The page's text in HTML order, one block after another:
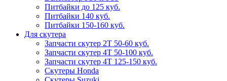
Питбайки до 125 куб.
Питбайки 140 куб.
Питбайки 150-160 куб.
Для скутера
Запчасти скутер 2Т 50-60 куб.
Запчасти скутер 4Т 50-100 куб.
Запчасти скутер 4Т 125-150 куб.
Скутеры Honda